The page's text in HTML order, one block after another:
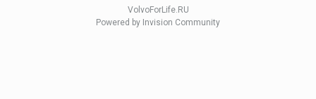
VolvoForLife.RU
Powered by Invision Community